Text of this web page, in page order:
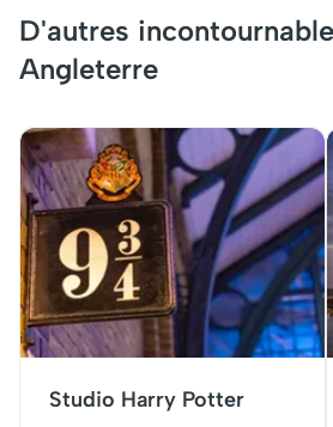
D'autres
Angleterre
Studio Harry Potter